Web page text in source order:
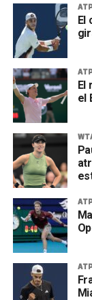
El
El
el